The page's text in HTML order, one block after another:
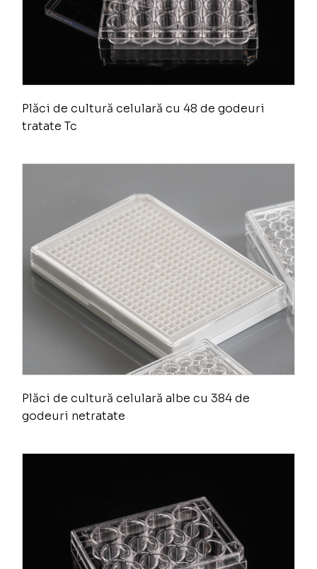
Plăci de cultură celulară cu 48 de godeuri
tratate Tc
Plăci de cultură celulară albe cu 384 de
godeuri netratate